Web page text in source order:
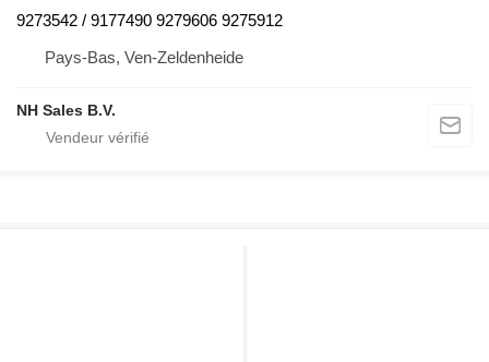
9273542 / 9177490 9279606 9275912
Pays-Bas, Ven-Zeldenheide
NH Sales B.V.